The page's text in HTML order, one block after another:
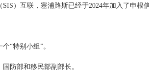
）互联，塞浦路斯已经于2024年加入了申根
“特别小组”。
防部和移民部副部长。